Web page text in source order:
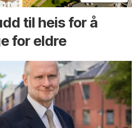
til heis for å
for eldre